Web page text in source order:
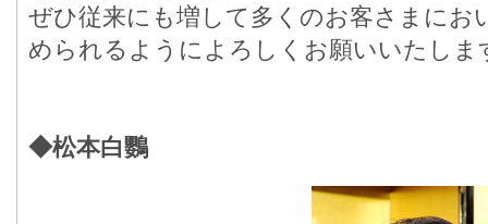
ぜひ従来にも増して多くのお客さまにお
められるようによろしくお願いいたしま
◆松本白鸚